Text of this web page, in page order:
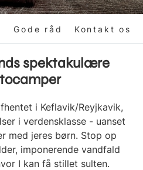
Gode råd Kontakt os
spektakulære
i Keflavik/Reyjkavik,
i verdensklasse - uanset
med jeres børn. Stop op
imponerende vandfald
I kan få stillet sulten.